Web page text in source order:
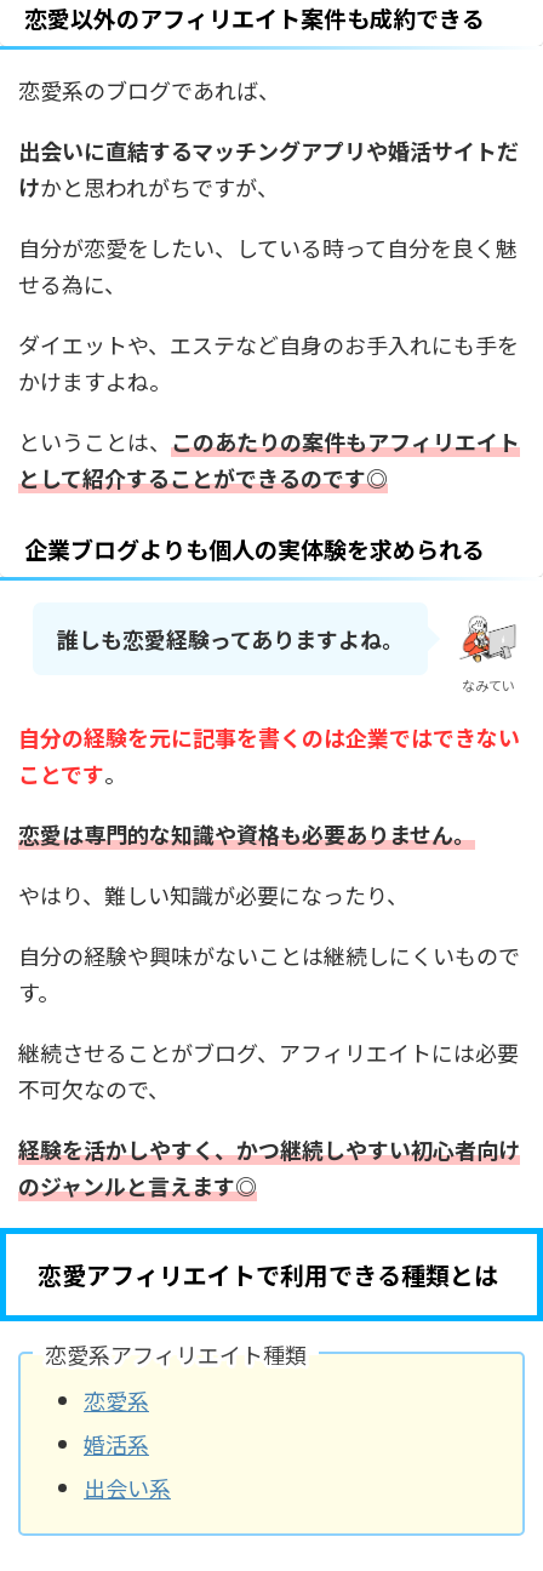
恋愛以外のアフィリエイト案件も成約できる
恋愛系のブログであれば、
出会いに直結するマッチングアプリや婚活サイトだ
けかと思われがちですが、
自分が恋愛をしたい、している時って自分を良く魅
せる為に、
ダイエットや、エステなど自身のお手入れにも手を
かけますよね。
ということは、 このあたりの案件もアフィリエイト
として紹介することができるのです◎
企業ブログよりも個人の実体験を求められる
誰しも恋愛経験ってありますよね。
なみてい
自分の経験を元に記事を書くのは企業ではできない
ことです。
恋愛は専門的な知識や資格も必要ありません。
やはり、難しい知識が必要になったり、
自分の経験や興味がないことは継続しにくいもので
す。
継続させることがブログ、アフィリエイトには必要
不可欠なので、
経験を活かしやすく、かつ継続しやすい初心者向け
のジャンルと言えます◎
恋愛アフィリエイトで利用できる種類とは
恋愛系アフィリエイト種類
恋愛系
婚活系
出会い系